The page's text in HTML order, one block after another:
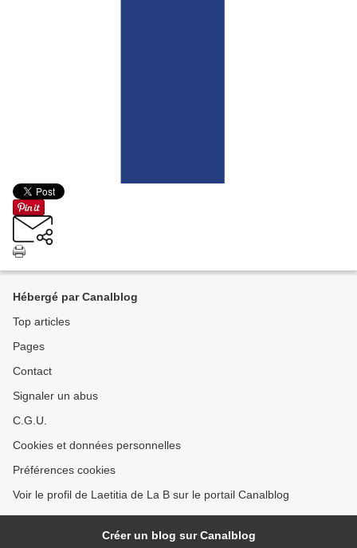
Hébergé par Canalblog
Top articles
Pages
Contact
Signaler un abus
C.G.U.
Cookies et données personnelles
Préférences cookies
Voir le profil de Laetitia de La B sur le portail Canalblog
Créer un blog sur Canalblog